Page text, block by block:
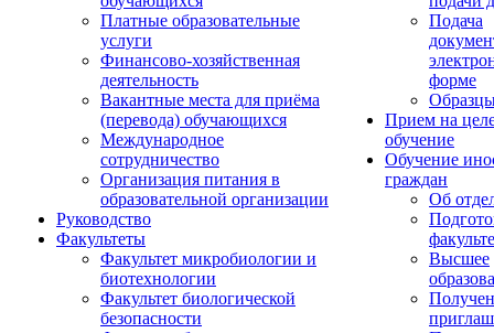
Платные образовательные
услуги
Финансово-хозяйственная
деятельность
Вакантные места для приёма
(перевода) обучающихся
Международное
сотрудничество
Организация питания в
образовательной организации
Руководство
Факультеты
Факультет микробиологии и
биотехнологии
Факультет биологической
безопасности
Подача
форме
Прием на
обучение
Обучение
граждан
Об
Высшее